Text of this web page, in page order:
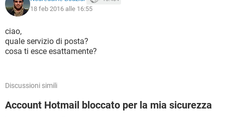
18 feb 2016 alle 16:55
ciao,
quale servizio di posta?
cosa ti esce esattamente?
Discussioni simili
Account Hotmail bloccato per la mia sicurezza